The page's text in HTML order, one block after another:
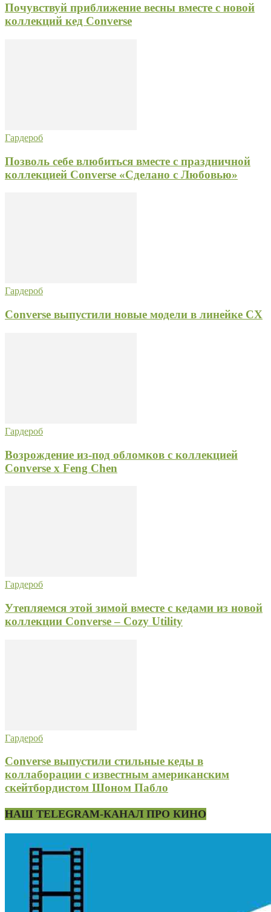
Почувствуй приближение весны вместе с новой
коллекций кед Converse
Гардероб
Позволь себе влюбиться вместе с праздничной
коллекцией Converse «Сделано с Любовью»
Гардероб
Converse выпустили новые модели в линейке CX
Гардероб
Возрождение из-под обломков с коллекцией
Converse x Feng Chen
Гардероб
Утепляемся этой зимой вместе c кедами из новой
коллекции Converse – Cozy Utility
Гардероб
Converse выпустили стильные кеды в
коллаборации с известным американским
скейтбордистом Шоном Пабло
НАШ TELEGRAM-КАНАЛ ПРО КИНО